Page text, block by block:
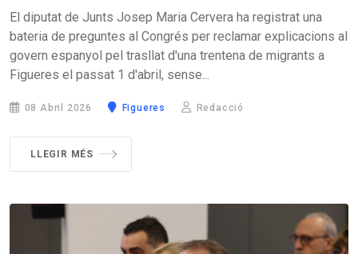
El diputat de Junts Josep Maria Cervera ha registrat una
bateria de preguntes al Congrés per reclamar explicacions al
govern espanyol pel trasllat d'una trentena de migrants a
Figueres el passat 1 d'abril, sense...
08 Abril 2026 Figueres Redacció
LLEGIR MÉS